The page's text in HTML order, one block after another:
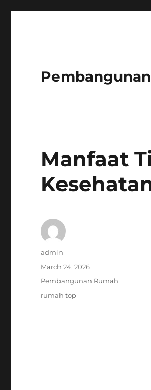
Manfaat
Author
admin
Posted
March 24, 2026
Categories
Pembangunan Rumah
Tags
rumah top